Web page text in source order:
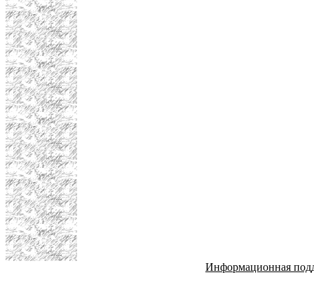
Информационная